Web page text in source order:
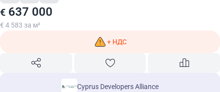
€ 637 000
€ 4 583 за м²
+ НДС
Cyprus Developers Alliance